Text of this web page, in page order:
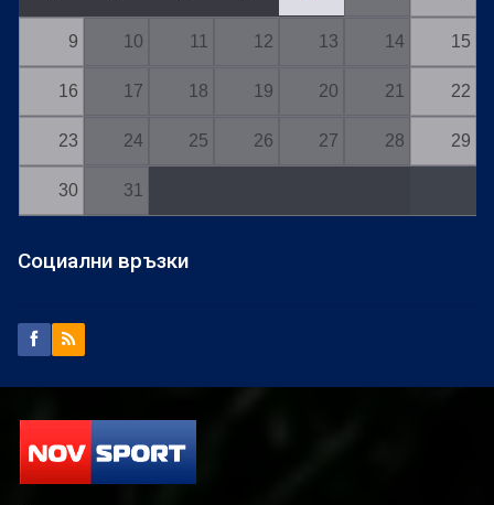
9 10 11 12 13 14 15
16 17 18 19 20 21 22
23 24 25 26 27 28 29
30 31
Социални връзки